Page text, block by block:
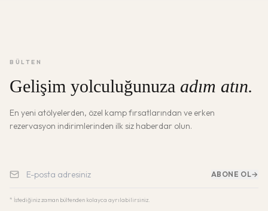
BÜLTEN
Gelişim yolculuğunuza adım atın.
En yeni atölyelerden, özel kamp fırsatlarından ve erken
rezervasyon indirimlerinden ilk siz haberdar olun.
ABONE OL→
* İstediğiniz zaman bültenden kolayca ayrılabilirsiniz.